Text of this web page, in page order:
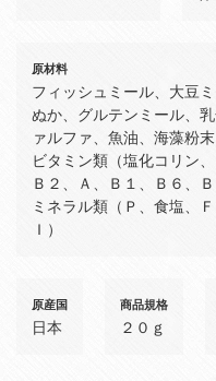
原材料
フィッシュミール、大豆
ぬか、グルテンミール、
ァルファ、魚油、海藻粉
ビタミン類（塩化コリン
Ｂ２、Ａ、Ｂ１、Ｂ６、
ミネラル類（Ｐ、食塩、
Ｉ）
原産国
日本
商品規格
２０ｇ